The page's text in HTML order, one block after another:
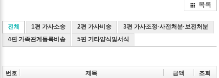
목록
전체 1편 가사소송 2편 가사비송
3편 가사조정·사전처분·보전처분
4편 가족관계등록비송
5편 기타양식및서식
번호 제목 금액 조회